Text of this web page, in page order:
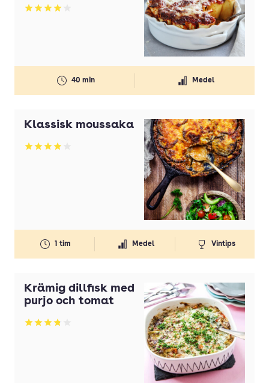
Betyg: 4.06 av 5
40 min Medel
Klassisk moussaka
Betyg: 3.87 av 5
1 tim Medel Vintips
Krämig dillfisk med
purjo och tomat
Betyg: 3.83 av 5